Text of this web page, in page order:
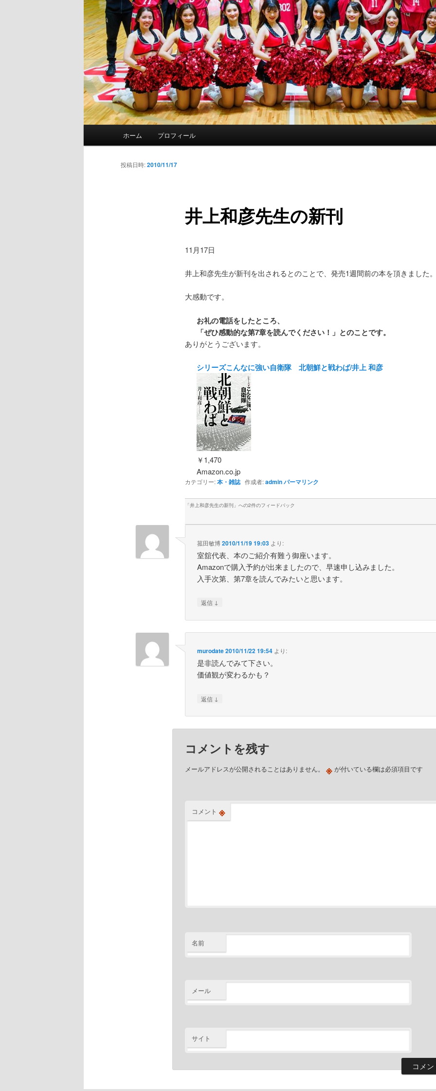
ホーム プロフィール
井上和彦先生の新刊
投稿日時:2010/11/17
11月17日
井上和彦先生が新刊を出されるとのことで、発売1週間前の本を頂きました。
大感動です。
お礼の電話をしたところ、
「ぜひ感動的な第7章を読んでください！」 とのことです。
ありがとうございます。
シリーズこんなに強い自衛隊 北朝鮮と戦わば/井上 和彦
￥1,470
Amazon.co.jp
カテゴリー:本・雑誌作成者:adminパーマリンク
「井上和彦先生の新刊」への2件のフィードバック
菰田敏博2010/11/19 19:03 より:
室舘代表、本のご紹介有難う御座います。
Amazonで購入予約が出来ましたので、早速申し込みました。
入手次第、第7章を読んでみたいと思います。
返信 ↓
murodate2010/11/22 19:54 より:
是非読んでみて下さい。
価値観が変わるかも？
返信 ↓
コメントを残す
メールアドレスが公開されることはありません。 ※が付いている欄は必須項目です
コメント ※
名前
メール
サイト